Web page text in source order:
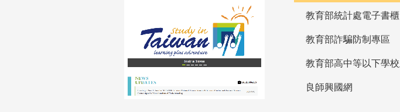
教育部統計處電子書櫃
教育部詐騙防制專區
良師興國網